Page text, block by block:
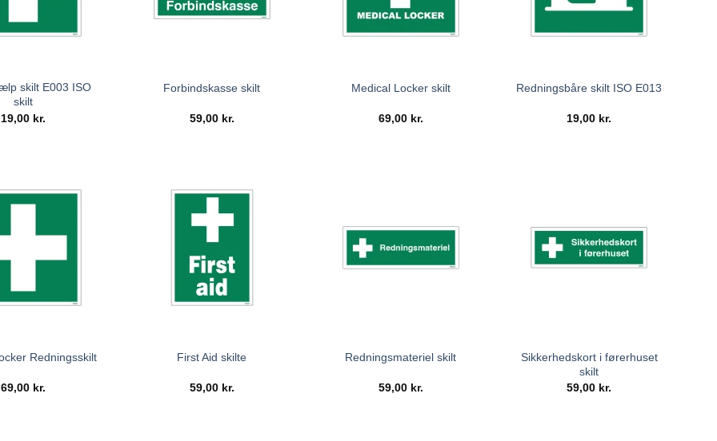
skilt E003 ISO
skilt
19,00 kr.
Forbindskasse skilt
59,00 kr.
Medical Locker skilt
69,00 kr.
Redningsbåre skilt ISO E013
19,00 kr.
Redningsskilt
69,00 kr.
First Aid skilte
59,00 kr.
Redningsmateriel skilt
59,00 kr.
Sikkerhedskort i førerhuset
skilt
59,00 kr.